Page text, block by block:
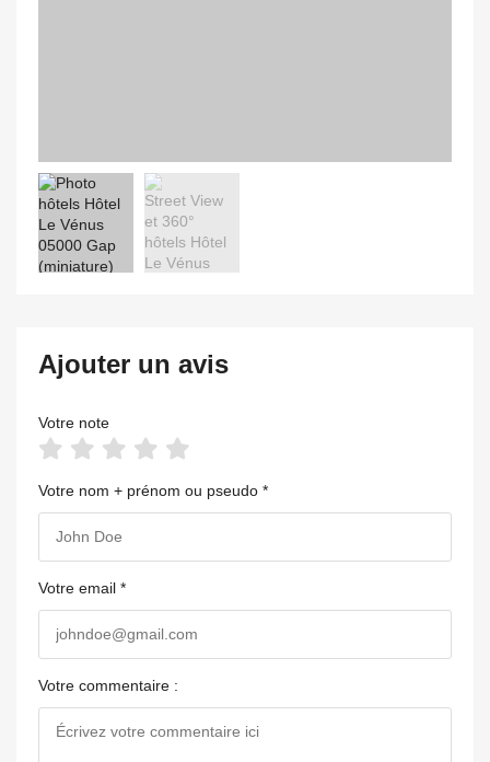
Ajouter un avis
Votre note
Votre nom + prénom ou pseudo *
Votre email *
Votre commentaire :